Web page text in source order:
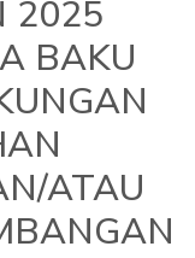
2025
BAKU
ATAU